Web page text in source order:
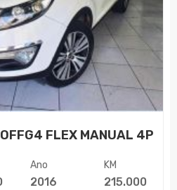
FLEX MANUAL 4P
Ano
2016
KM
215.000